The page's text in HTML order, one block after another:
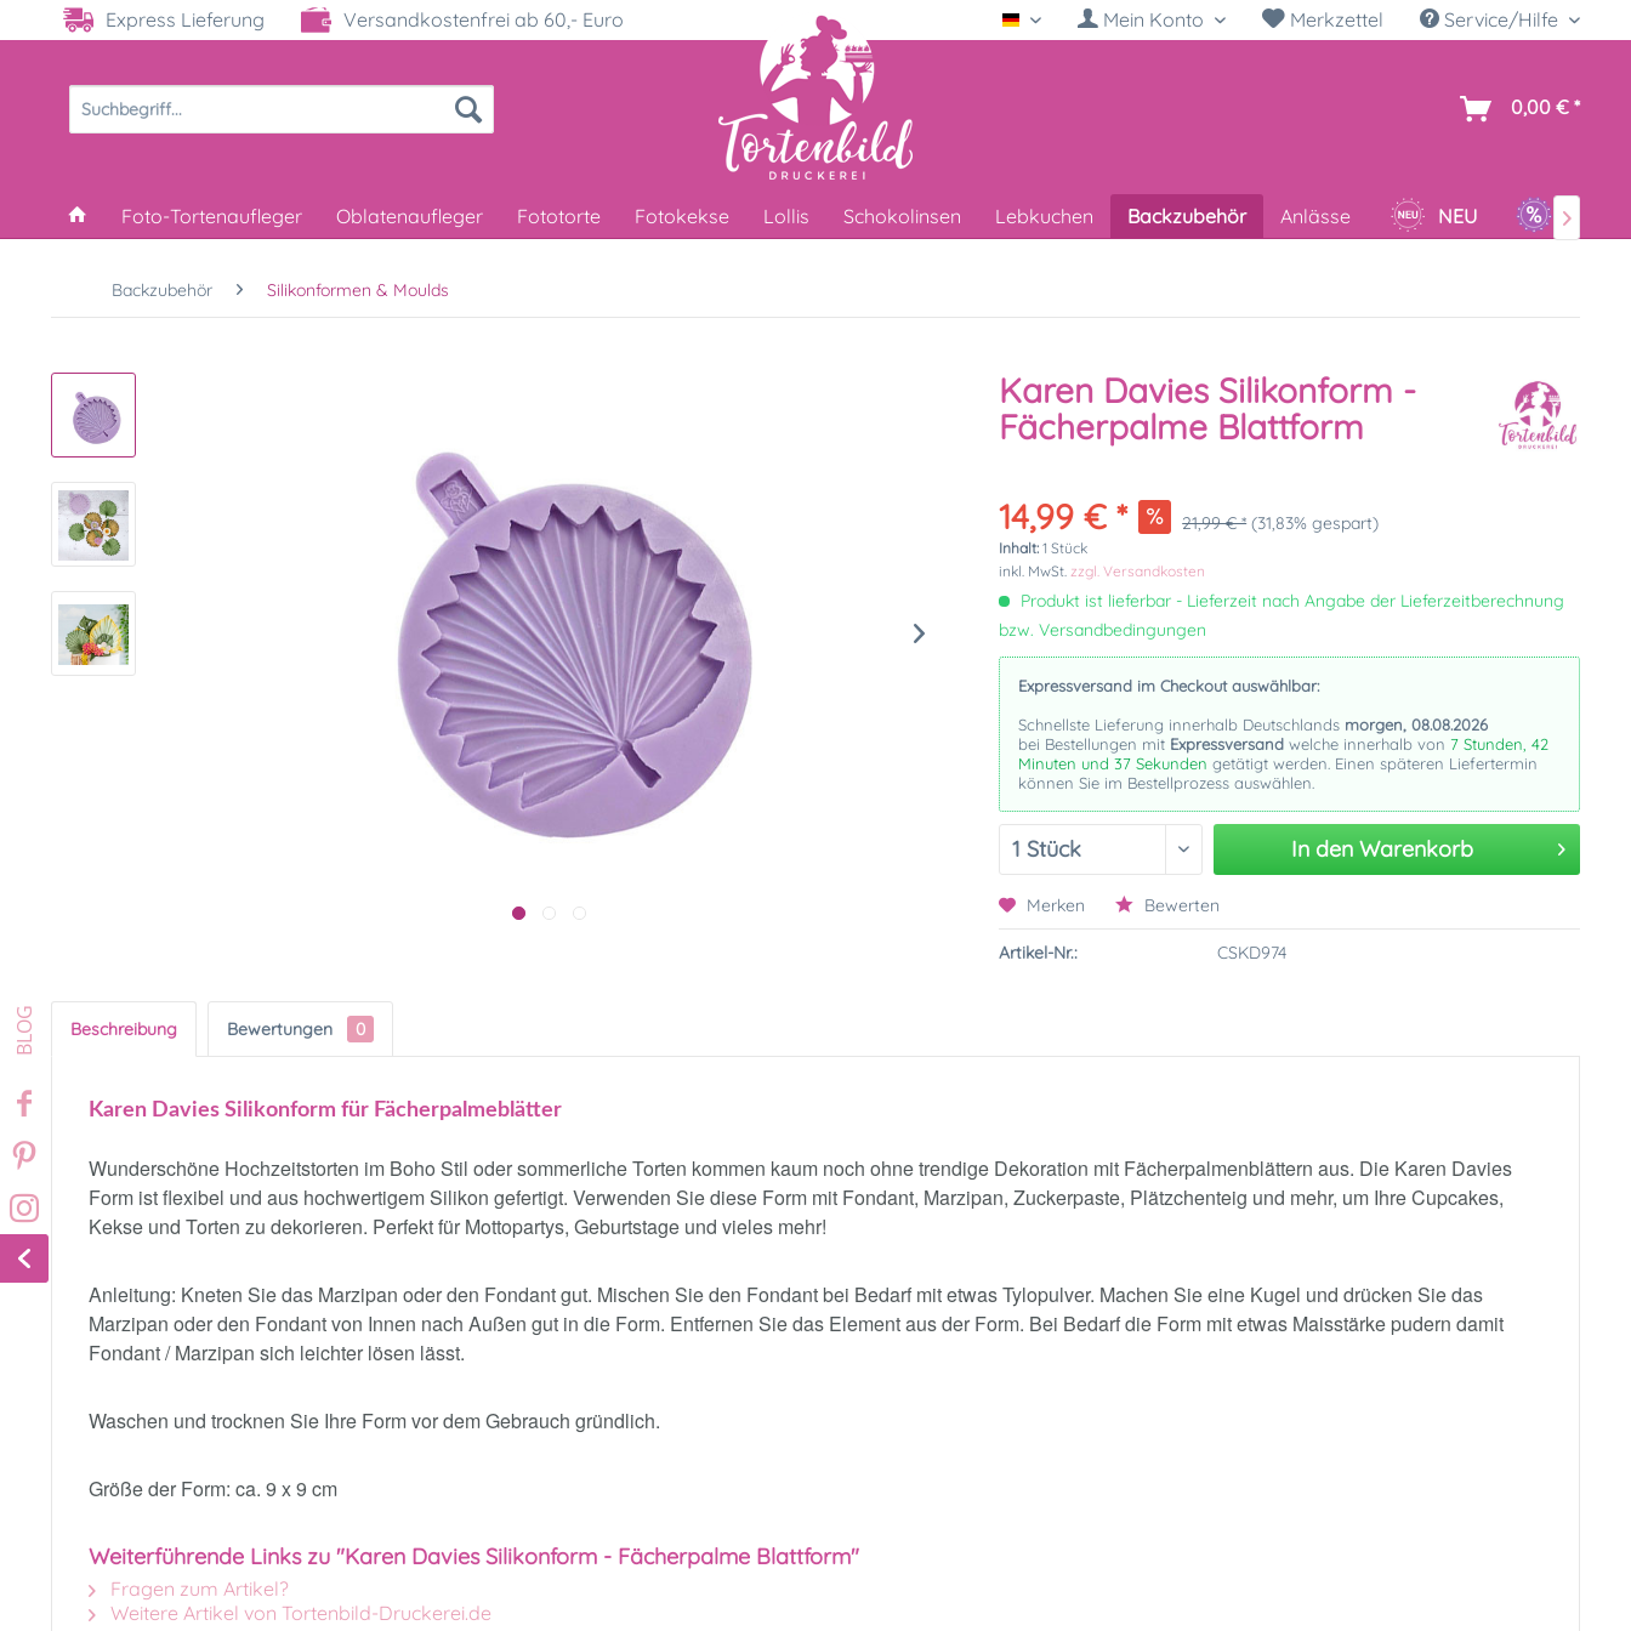
Express Lieferung Versandkostenfrei ab 60,- Euro Deutsch Mein Konto Merkzettel Service/Hilfe
0,00 € *
Foto-Tortenaufleger Oblatenaufleger Fototorte Fotokekse Lollis Schokolinsen Lebkuchen Backzubehör Anlässe NEU SALE

Backzubehör Silikonformen & Moulds
Karen Davies Silikonform -
Fächerpalme Blattform
14,99 € * 21,99 € * (31,83% gespart)
Inhalt:1 Stück
inkl. MwSt.zzgl. Versandkosten
Produkt ist lieferbar - Lieferzeit nach Angabe der Lieferzeitberechnung
bzw. Versandbedingungen
Expressversand im Checkout auswählbar:
Schnellste Lieferung innerhalb Deutschlands morgen, 08.08.2026
bei Bestellungen mit Expressversand welche innerhalb von7 Stunden, 42
Minuten und 36 Sekunden getätigt werden. Einen späteren Liefertermin
können Sie im Bestellprozess auswählen.
In den Warenkorb
Merken Bewerten
Artikel-Nr.: CSKD974
Beschreibung Bewertungen 0
Karen Davies Silikonform für Fächerpalmeblätter
Wunderschöne Hochzeitstorten im Boho Stil oder sommerliche Torten kommen kaum noch ohne trendige Dekoration mit Fächerpalmenblättern aus. Die Karen Davies
Form ist flexibel und aus hochwertigem Silikon gefertigt. Verwenden Sie diese Form mit Fondant, Marzipan, Zuckerpaste, Plätzchenteig und mehr, um Ihre Cupcakes,
Kekse und Torten zu dekorieren. Perfekt für Mottopartys, Geburtstage und vieles mehr!
Anleitung: Kneten Sie das Marzipan oder den Fondant gut. Mischen Sie den Fondant bei Bedarf mit etwas Tylopulver. Machen Sie eine Kugel und drücken Sie das
Marzipan oder den Fondant von Innen nach Außen gut in die Form. Entfernen Sie das Element aus der Form. Bei Bedarf die Form mit etwas Maisstärke pudern damit
Fondant / Marzipan sich leichter lösen lässt.
Waschen und trocknen Sie Ihre Form vor dem Gebrauch gründlich.
Größe der Form: ca. 9 x 9 cm
Weiterführende Links zu "Karen Davies Silikonform - Fächerpalme Blattform"
Fragen zum Artikel?
Weitere Artikel von Tortenbild-Druckerei.de